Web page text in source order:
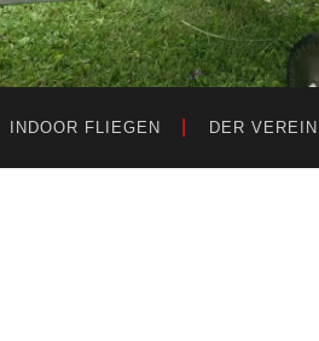
INDOOR FLIEGEN DER VEREIN